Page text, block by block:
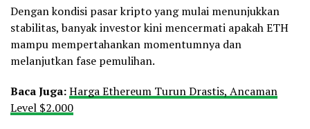
Dengan kondisi pasar kripto yang mulai menunjukkan
stabilitas, banyak investor kini mencermati apakah ETH
mampu mempertahankan momentumnya dan
melanjutkan fase pemulihan.
Baca Juga:Harga Ethereum Turun Drastis, Ancaman
Level $2.000